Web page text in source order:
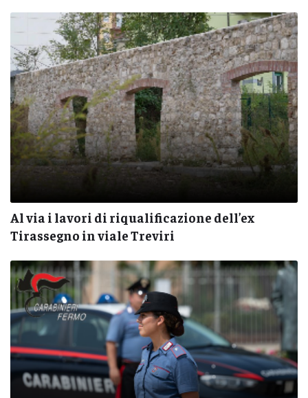
Al via i lavori di riqualificazione dell’ex
Tirassegno in viale Treviri